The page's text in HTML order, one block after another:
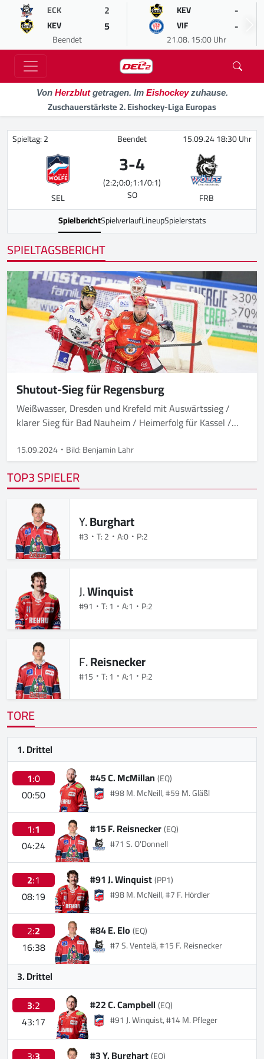
ECK 2
KEV 5
Beendet
KEV -
VIF -
21.08. 15:00 Uhr
Von Herzblutgetragen. Im Eishockeyzuhause.
Zuschauerstärkste 2. Eishockey-Liga Europas
Spieltag: 2 Beendet 15.09.24 18:30 Uhr
SEL
3-4
(2:2;0:0;1:1/0:1)
SO
FRB
SpielberichtSpielverlaufLineupSpielerstats
SPIELTAGSBERICHT
Shutout-Sieg für Regensburg
Weißwasser, Dresden und Krefeld mit Auswärtssieg /
klarer Sieg für Bad Nauheim / Heimerfolg für Kassel /
15.09.2024 Bild: Benjamin Lahr
TOP3 SPIELER
Y.Burghart
#3 T: 2 A:0 P:2
J.Winquist
#91 T: 1 A:1 P:2
F.Reisnecker
#15 T: 1 A:1 P:2
TORE
1. Drittel
1:0
00:50
#45 C. McMillan(EQ)
#98 M. McNeill, #59 M. Gläßl
1:1
04:24
#15 F. Reisnecker(EQ)
#71 S. O'Donnell
2:1
08:19
#91 J. Winquist(PP1)
#98 M. McNeill, #7 F. Hördler
2:2
16:38
#84 E. Elo(EQ)
#7 S. Ventelä, #15 F. Reisnecker
3. Drittel
3:2
43:17
#22 C. Campbell(EQ)
#91 J. Winquist, #14 M. Pfleger